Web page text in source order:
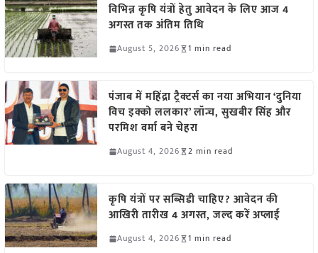
विभिन्न कृषि यंत्रों हेतु आवेदन के लिए आज 4
अगस्त तक अंतिम तिथि
August 5, 2026 1 min read
पंजाब में महिंद्रा ट्रैक्टर्स का नया अभियान ‘दुनिया
विच इक्को ललकार’ लॉन्च, सुखबीर सिंह और
परमिश वर्मा बने चेहरा
August 4, 2026 2 min read
कृषि यंत्रों पर सब्सिडी चाहिए? आवेदन की
आखिरी तारीख 4 अगस्त, जल्द करें अप्लाई
August 4, 2026 1 min read